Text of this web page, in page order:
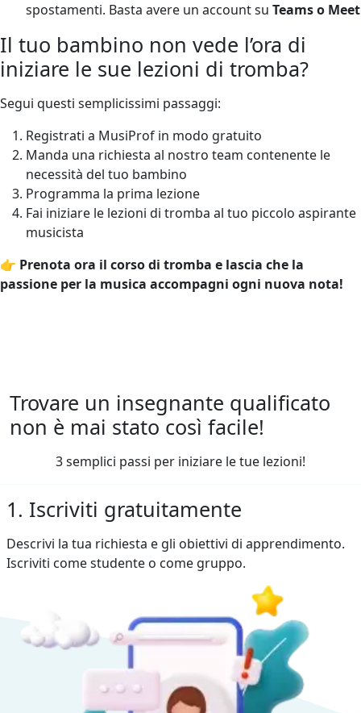
spostamenti. Basta avere un account su Teams o Meet
Il tuo bambino non vede l’ora di
iniziare le sue lezioni di tromba?
Segui questi semplicissimi passaggi:
Registrati a MusiProf in modo gratuito
Manda una richiesta al nostro team contenente le
necessità del tuo bambino
Programma la prima lezione
Fai iniziare le lezioni di tromba al tuo piccolo aspirante
musicista
👉 Prenota ora il corso di tromba e lascia che la
passione per la musica accompagni ogni nuova nota!
Trovare un insegnante qualificato
non è mai stato così facile!
3 semplici passi per iniziare le tue lezioni!
1. Iscriviti gratuitamente
Descrivi la tua richiesta e gli obiettivi di apprendimento.
Iscriviti come studente o come gruppo.